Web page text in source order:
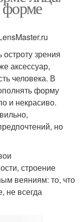
форме
зрения
аксессуар,
человека. В
форму
и некрасиво.
но
строение
веяниям: то, что
не всегда